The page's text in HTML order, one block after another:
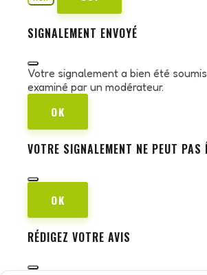
SIGNALEMENT ENVOYÉ
Votre signalement a bien été
examiné par un modérateur.
OK
VOTRE SIGNALEMENT NE PEUT PAS
OK
RÉDIGEZ VOTRE AVIS